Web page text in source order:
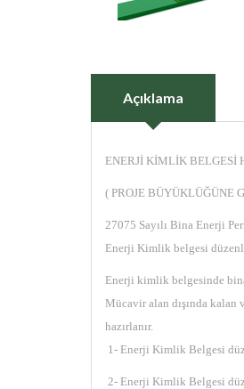
Açıklama
ENERJİ KİMLİK BELGESİ
( PROJE BÜYÜKLÜĞÜNE
27075 Sayılı Bina Enerji
Enerji Kimlik belgesi
Enerji kimlik belgesinde
Mücavir alan dışında
hazırlanır.
1- Enerji Kimlik Belgesi
2- Enerji Kimlik Belgesi